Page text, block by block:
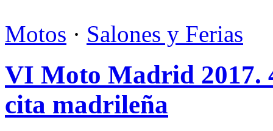
Motos · Salones y Ferias
VI Moto Madrid 2017.
cita madrileña